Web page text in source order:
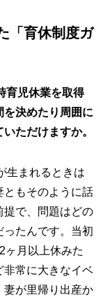
「育休制度ガ
育児休業を取得
を決めたり周囲に
ただけますか。
生まれるときは
ともそのように話
提で、問題はどの
ったんです。当初
ヶ月以上休みた
非常に大きなイベ
妻が里帰り出産か